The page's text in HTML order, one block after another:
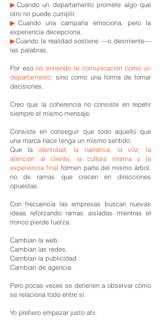
▶Cuando un departamento promete algo que
otro no puede cumplir.
▶ Cuando una campaña emociona, pero la
experiencia decepciona.
▶Cuando la realidad sostiene —o desmiente—
las palabras.
Por eso no entiendo la comunicación como un
departamento,sino como una forma de tomar
decisiones.
Creo que la coherencia no consiste en repetir
siempre el mismo mensaje.
Consiste en conseguir que todo aquello que
una marca hace tenga un mismo sentido.
Que la identidad, la narrativa, la voz, la
atención al cliente, la cultura interna y la
experiencia final formen parte del mismo árbol,
no de ramas que crecen en direcciones
opuestas.
Con frecuencia las empresas buscan nuevas
ideas reforzando ramas aisladas mientras el
tronco pierde fuerza:
Cambian la web.
Cambian las redes.
Cambian la publicidad.
Cambian de agencia.
Pero pocas veces se detienen a observar cómo
se relaciona todo entre sí.
Yo prefiero empezar justo ahí.